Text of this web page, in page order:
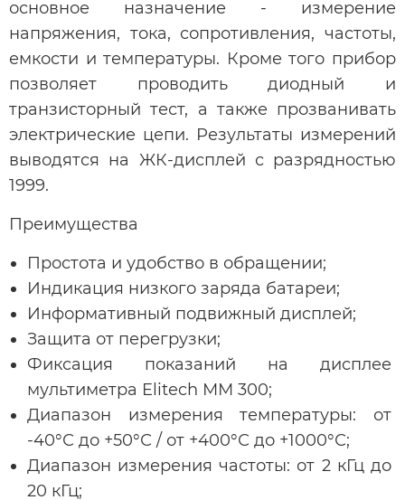
основное назначение - измерение
напряжения, тока, сопротивления, частоты,
емкости и температуры. Кроме того прибор
позволяет проводить диодный и
транзисторный тест, а также прозванивать
электрические цепи. Результаты измерений
выводятся на ЖК-дисплей с разрядностью
1999.
Преимущества
Простота и удобство в обращении;
Индикация низкого заряда батареи;
Информативный подвижный дисплей;
Защита от перегрузки;
Фиксация показаний на дисплее
мультиметра Elitech ММ 300;
Диапазон измерения температуры: от
-40°С до +50°С / от +400°С до +1000°С;
Диапазон измерения частоты: от 2 кГц до
20 кГц;